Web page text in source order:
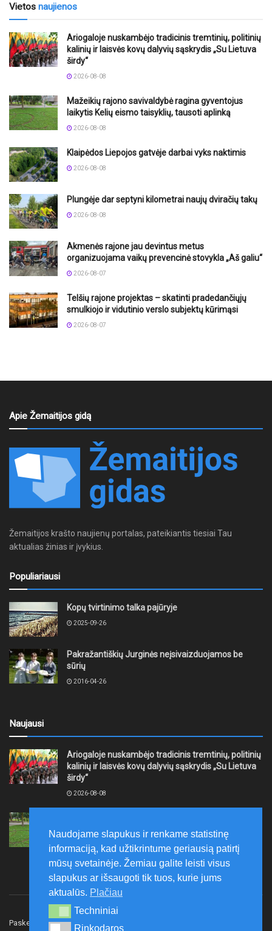
Vietos naujienos
Ariogaloje nuskambėjo tradicinis tremtinių, politinių
kalinių ir laisvės kovų dalyvių sąskrydis „Su Lietuva
širdy“
2026-08-08
Mažeikių rajono savivaldybė ragina gyventojus
laikytis Kelių eismo taisyklių, tausoti aplinką
2026-08-08
Klaipėdos Liepojos gatvėje darbai vyks naktimis
2026-08-08
Plungėje dar septyni kilometrai naujų dviračių takų
2026-08-08
Akmenės rajone jau devintus metus
organizuojama vaikų prevencinė stovykla „Aš galiu“
2026-08-07
Telšių rajone projektas – skatinti pradedančiųjų
smulkiojo ir vidutinio verslo subjektų kūrimąsi
2026-08-07
Apie Žemaitijos gidą
Žemaitijos krašto naujienų portalas, pateikiantis tiesiai Tau
aktualias žinias ir įvykius.
Populiariausi
Kopų tvirtinimo talka pajūryje
2025-09-26
Pakražantiškių Jurginės neįsivaizduojamos be
sūrių
2016-04-26
Naujausi
Ariogaloje nuskambėjo tradicinis tremtinių, politinių
kalinių ir laisvės kovų dalyvių sąskrydis „Su Lietuva
širdy“
2026-08-08
laikytis Kelių eismo taisyklių, tausoti aplinką
2026-08-08
Paskelbk naujieną Rašyti redakcijai
Naudojame slapukus ir renkame statistinę
informaciją, kad užtikrintume geriausią patirtį
mūsų svetainėje. Žemiau galite leisti visus
slapukus ar išsaugoti tik tuos, kurie jums
aktualūs. Plačiau
Techniniai
Techniniai
Rinkodaros